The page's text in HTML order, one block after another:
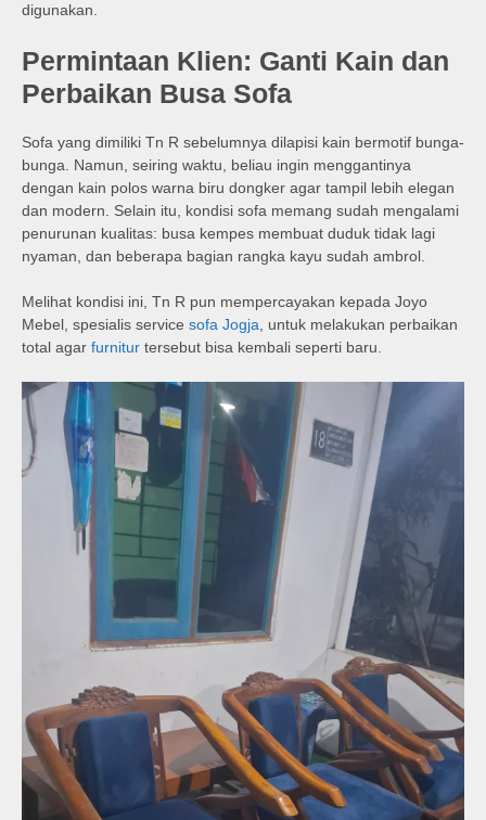
digunakan.
Permintaan Klien: Ganti Kain dan
Perbaikan Busa Sofa
Sofa yang dimiliki Tn R sebelumnya dilapisi kain bermotif bunga-
bunga. Namun, seiring waktu, beliau ingin menggantinya
dengan kain polos warna biru dongker agar tampil lebih elegan
dan modern. Selain itu, kondisi sofa memang sudah mengalami
penurunan kualitas: busa kempes membuat duduk tidak lagi
nyaman, dan beberapa bagian rangka kayu sudah ambrol.
Melihat kondisi ini, Tn R pun mempercayakan kepada Joyo
Mebel, spesialis service sofa Jogja , untuk melakukan perbaikan
total agar furnitur tersebut bisa kembali seperti baru.